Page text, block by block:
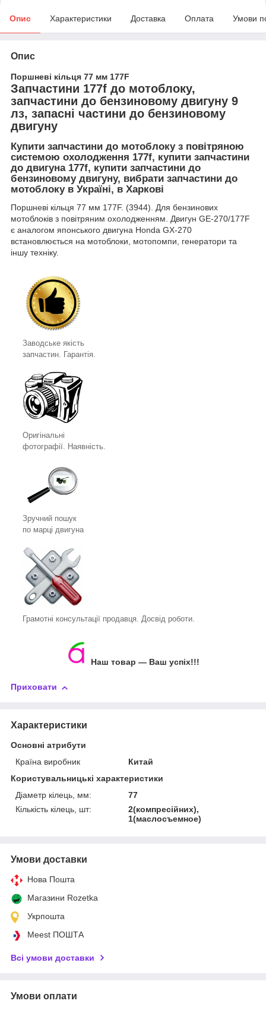
Опис Характеристики Доставка Оплата Умови
Опис
Поршневі кільця 77 мм 177F
Запчастини 177f до мотоблоку,
запчастини до бензиновому двигуну 9
лз, запасні частини до бензиновому
двигуну
Купити запчастини до мотоблоку з повітряною
системою охолодження 177f, купити запчастини
до двигуна 177f, купити запчастини до
бензиновому двигуну, вибрати запчастини до
мотоблоку в Україні, в Харкові
Поршневі кільця 77 мм 177F. (3944). Для бензинових
мотоблоків з повітряним охолодженням. Двигун GE-270/177F
є аналогом японського двигуна Honda GX-270
встановлюється на мотоблоки, мотопомпи, генератори та
іншу техніку.
Заводське якість
запчастин. Гарантія.
Оригінальні
фотографії. Наявність.
Зручний пошук
по марці двигуна
Грамотні консультації продавця. Досвід роботи.
Наш товар ― Ваш успіх!!!
Приховати
Характеристики
Основні атрибути
Країна виробник
Китай
Користувальницькі характеристики
Діаметр кілець, мм:
77
Кількість кілець, шт:
2(компресійних),
1(маслосъемное)
Умови доставки
Нова Пошта
Магазини Rozetka
Укрпошта
Meest ПОШТА
Всі умови доставки
Умови оплати